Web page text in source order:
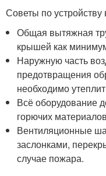
Советы по устройству
Общая вытяжная
крышей как
Наружную часть
предотвращения
необходимо
Всё оборудование
горючих
Вентиляционные
заслонками,
случае пожара.